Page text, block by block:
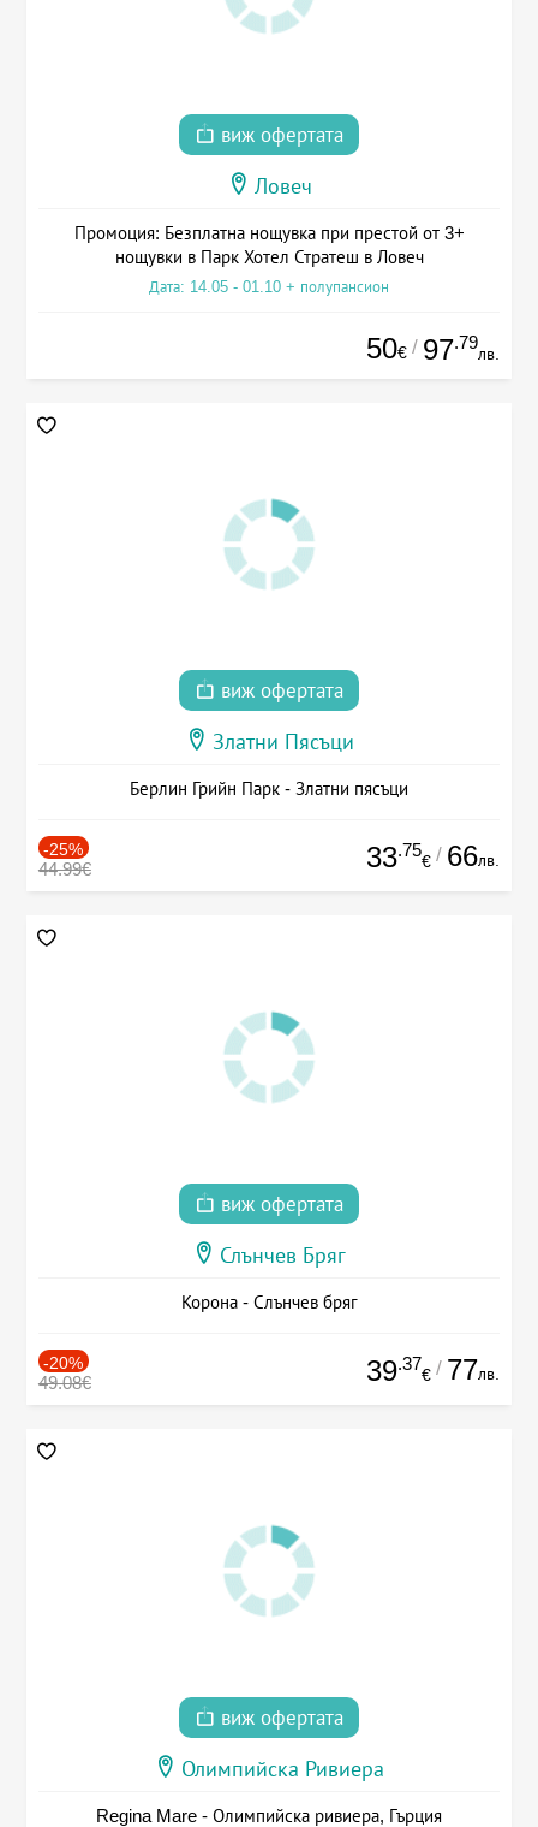
виж офертата
Ловеч
Промоция: Безплатна нощувка при престой от 3+
нощувки в Парк Хотел Стратеш в Ловеч
Дата: 14.05 - 01.10 + полупансион
50€ / 97.79
лв.
виж офертата
Златни Пясъци
Берлин Грийн Парк - Златни пясъци
-25%
44.99€ 33.75
€ / 66лв.
виж офертата
Слънчев Бряг
Корона - Слънчев бряг
-20%
49.08€ 39.37
€ / 77лв.
виж офертата
Олимпийска Ривиера
Regina Mare - Олимпийска ривиера, Гърция